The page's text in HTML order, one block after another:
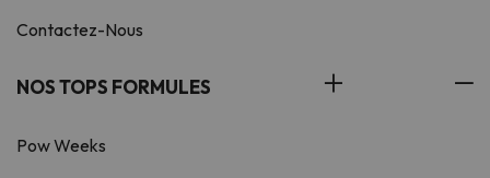
Contactez-Nous
NOS TOPS FORMULES
Pow Weeks